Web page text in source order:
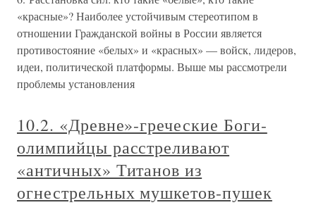
«красные»? Наиболее устойчивым стереотипом в
отношении Гражданской войны в России является
противостояние «белых» и «красных» — войск, лидеров,
идеи, политической платформы. Выше мы рассмотрели
проблемы установления
10.2. «Древне»-греческие Боги-
олимпийцы расстреливают
«античных» Титанов из
огнестрельных мушкетов-пушек